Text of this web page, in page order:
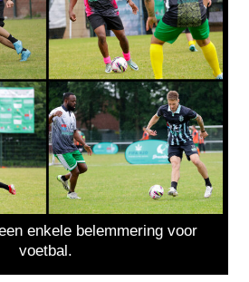
enkele belemmering voor
voetbal.